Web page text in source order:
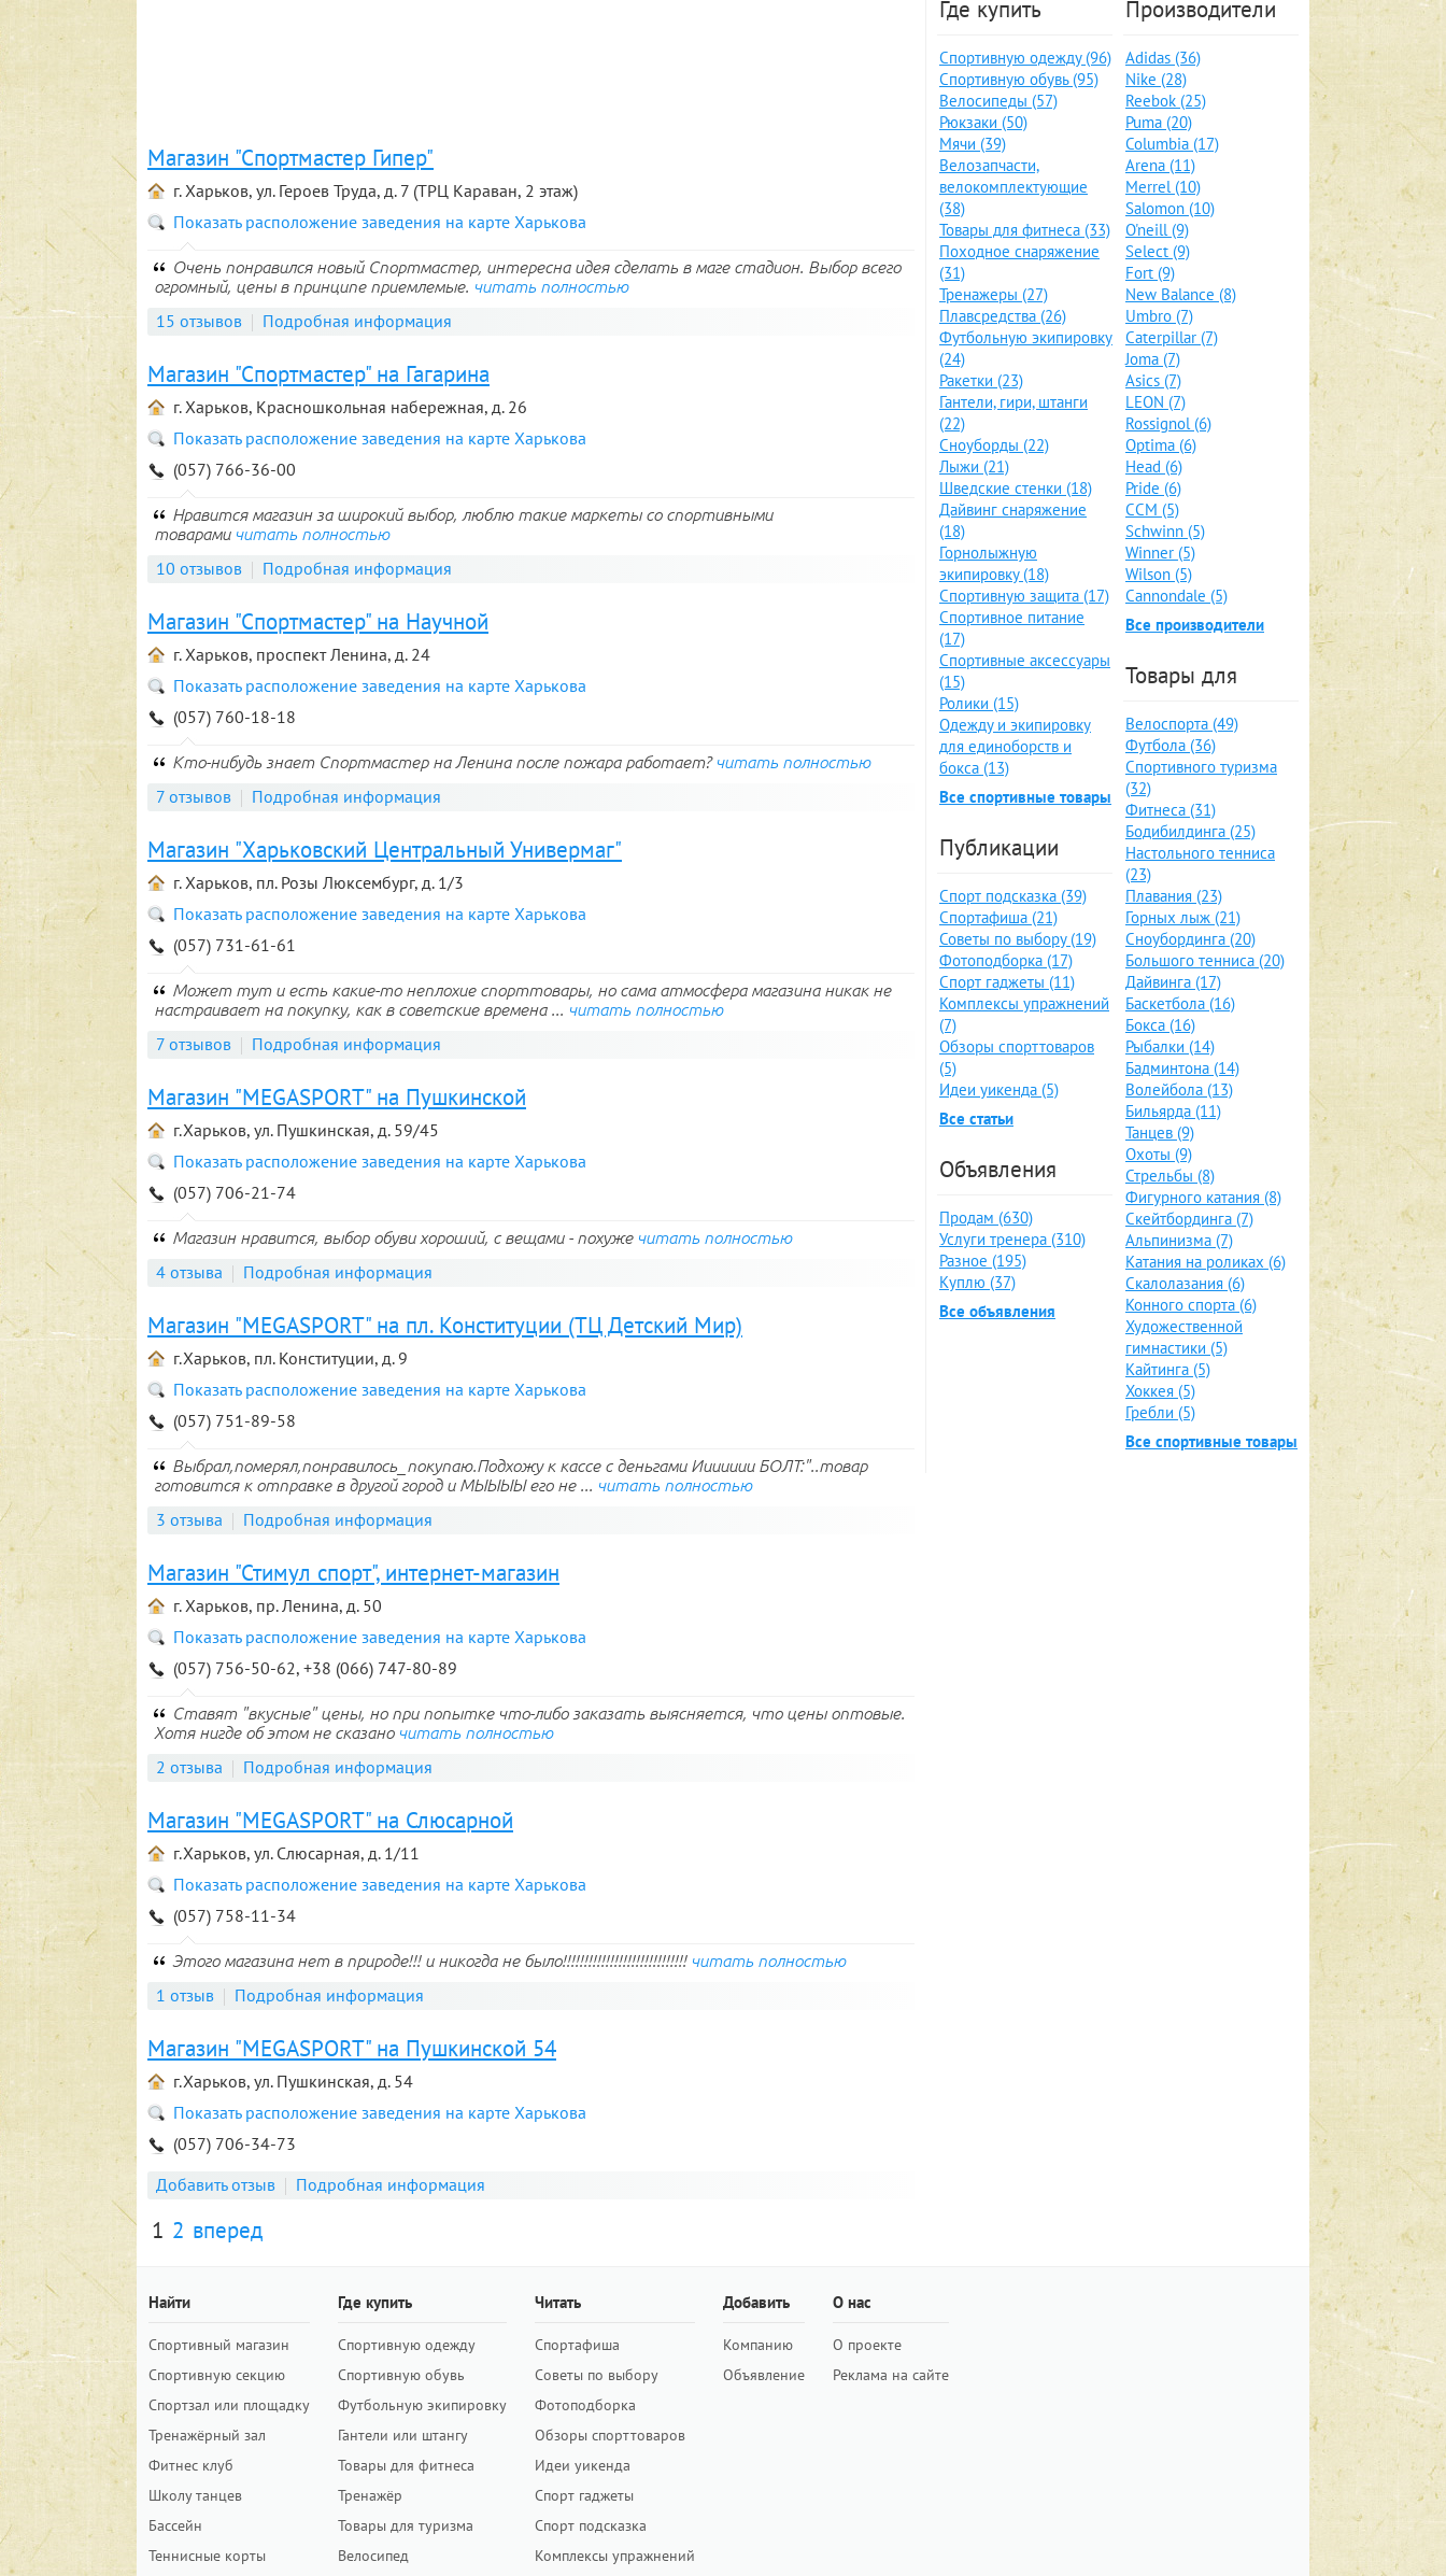
Магазин "Спортмастер Гипер"
г. Харьков, ул. Героев Труда, д. 7 (ТРЦ Караван, 2 этаж)
Показать расположение заведения на карте Харькова
Очень понравился новый Спортмастер, интересна идея сделать в маге стадион. Выбор всего
огромный, цены в принципе приемлемые. читать полностью
15 отзывов Подробная информация
Магазин "Спортмастер" на Гагарина
г. Харьков, Красношкольная набережная, д. 26
Показать расположение заведения на карте Харькова
(057) 766-36-00
Нравится магазин за широкий выбор, люблю такие маркеты со спортивными
товарами читать полностью
10 отзывов Подробная информация
Магазин "Спортмастер" на Научной
г. Харьков, проспект Ленина, д. 24
Показать расположение заведения на карте Харькова
(057) 760-18-18
Кто-нибудь знает Спортмастер на Ленина после пожара работает? читать полностью
7 отзывов Подробная информация
Магазин "Харьковский Центральный Универмаг"
г. Харьков, пл. Розы Люксембург, д. 1/3
Показать расположение заведения на карте Харькова
(057) 731-61-61
Может тут и есть какие-то неплохие спорттовары, но сама атмосфера магазина никак не
настраивает на покупку, как в советские времена ... читать полностью
7 отзывов Подробная информация
Магазин "MEGASPORT" на Пушкинской
г.Харьков, ул. Пушкинская, д. 59/45
Показать расположение заведения на карте Харькова
(057) 706-21-74
Магазин нравится, выбор обуви хороший, с вещами - похуже читать полностью
4 отзыва Подробная информация
Магазин "MEGASPORT" на пл. Конституции (ТЦ Детский Мир)
г.Харьков, пл. Конституции, д. 9
Показать расположение заведения на карте Харькова
(057) 751-89-58
Выбрал,померял,понравилось_покупаю.Подхожу к кассе с деньгами Иииииии БОЛТ:"..товар
готовится к отправке в другой город и МЫЫЫЫ его не ... читать полностью
3 отзыва Подробная информация
Магазин "Стимул спорт", интернет-магазин
г. Харьков, пр. Ленина, д. 50
Показать расположение заведения на карте Харькова
(057) 756-50-62, +38 (066) 747-80-89
Ставят "вкусные" цены, но при попытке что-либо заказать выясняется, что цены оптовые.
Хотя нигде об этом не сказано читать полностью
2 отзыва Подробная информация
Магазин "MEGASPORT" на Слюсарной
г.Харьков, ул. Слюсарная, д. 1/11
Показать расположение заведения на карте Харькова
(057) 758-11-34
Этого магазина нет в природе!!! и никогда не было!!!!!!!!!!!!!!!!!!!!!!!!!!!!! читать полностью
1 отзыв Подробная информация
Магазин "MEGASPORT" на Пушкинской 54
г.Харьков, ул. Пушкинская, д. 54
Показать расположение заведения на карте Харькова
(057) 706-34-73
Добавить отзыв
Подробная информация
1 2 вперед
Где купить
Спортивную одежду (96)
Спортивную обувь (95)
Велосипеды (57)
Рюкзаки (50)
Мячи (39)
Велозапчасти,
велокомплектующие
(38)
Товары для фитнеса (33)
Походное снаряжение
(31)
Тренажеры (27)
Плавсредства (26)
Футбольную экипировку
(24)
Ракетки (23)
Гантели, гири, штанги
(22)
Сноуборды (22)
Лыжи (21)
Шведские стенки (18)
Дайвинг снаряжение
(18)
Горнолыжную
экипировку (18)
Спортивную защита (17)
Спортивное питание
(17)
Спортивные аксессуары
(15)
Ролики (15)
Одежду и экипировку
для единоборств и
бокса (13)
Все спортивные товары
Публикации
Спорт подсказка (39)
Спортафиша (21)
Советы по выбору (19)
Фотоподборка (17)
Спорт гаджеты (11)
Комплексы упражнений
(7)
Обзоры спорттоваров
(5)
Идеи уикенда (5)
Все статьи
Объявления
Продам (630)
Услуги тренера (310)
Разное (195)
Куплю (37)
Все объявления
Производители
Adidas (36)
Nike (28)
Reebok (25)
Puma (20)
Columbia (17)
Arena (11)
Merrel (10)
Salomon (10)
O'neill (9)
Select (9)
Fort (9)
New Balance (8)
Umbro (7)
Caterpillar (7)
Joma (7)
Asics (7)
LEON (7)
Rossignol (6)
Optima (6)
Head (6)
Pride (6)
CCM (5)
Schwinn (5)
Winner (5)
Wilson (5)
Cannondale (5)
Все производители
Товары для
Велоспорта (49)
Футбола (36)
Спортивного туризма
(32)
Фитнеса (31)
Бодибилдинга (25)
Настольного тенниса
(23)
Плавания (23)
Горных лыж (21)
Сноубординга (20)
Большого тенниса (20)
Дайвинга (17)
Баскетбола (16)
Бокса (16)
Рыбалки (14)
Бадминтона (14)
Волейбола (13)
Бильярда (11)
Танцев (9)
Охоты (9)
Стрельбы (8)
Фигурного катания (8)
Скейтбординга (7)
Альпинизма (7)
Катания на роликах (6)
Скалолазания (6)
Конного спорта (6)
Художественной
гимнастики (5)
Кайтинга (5)
Хоккея (5)
Гребли (5)
Все спортивные товары
Найти
Спортивный магазин
Спортивную секцию
Спортзал или площадку
Тренажёрный зал
Фитнес клуб
Школу танцев
Бассейн
Теннисные корты
Где купить
Спортивную одежду
Спортивную обувь
Футбольную экипировку
Гантели или штангу
Товары для фитнеса
Тренажёр
Товары для туризма
Велосипед
Читать
Спортафиша
Советы по выбору
Фотоподборка
Обзоры спорттоваров
Идеи уикенда
Спорт гаджеты
Спорт подсказка
Комплексы упражнений
Добавить
Компанию
Объявление
О нас
О проекте
Реклама на сайте